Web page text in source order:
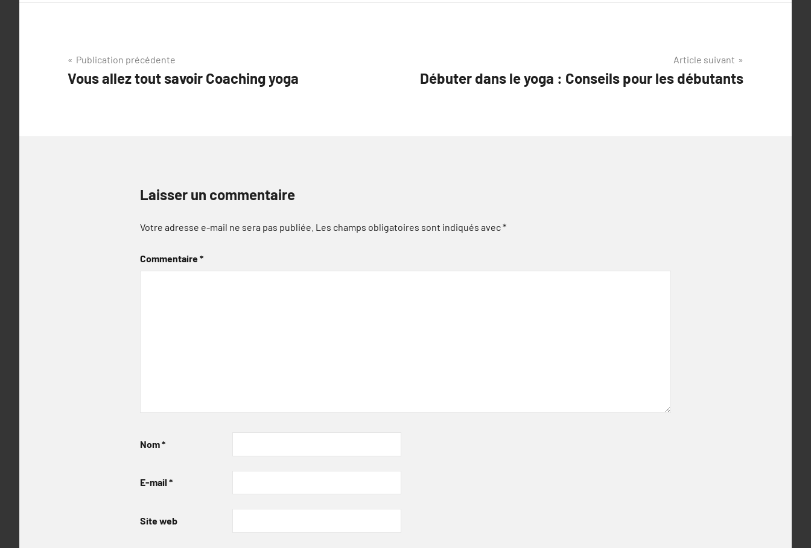
Navigation
de
Publication précédente
Vous allez tout savoir Coaching yoga
Article suivant
Débuter dans le yoga : Conseils pour les débutants
Laisser un commentaire
Votre adresse e-mail ne sera pas publiée. Les champs obligatoires sont indiqués avec*
Commentaire*
Nom*
E-mail *
Site web